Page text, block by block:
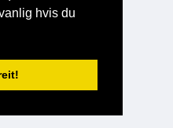
hvis du